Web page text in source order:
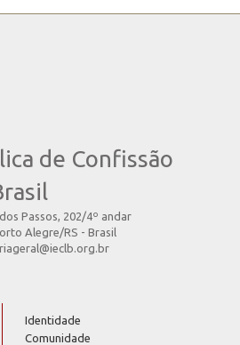
de Confissão
Passos, 202/4º andar
Alegre/RS - Brasil
Identidade
Comunidade